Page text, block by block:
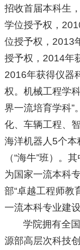
招收首届本科生
学位授予权，
位授予权，2013
授予权，2014年
2016年获得仪器
权。机械工程学
界一流培育学科”
化、车辆工程、
海洋机器人5个
（“海牛”班）。
为国家一流本科
部“卓越工程师教
一流本科专业建设
学院拥有全
源部高层次科技